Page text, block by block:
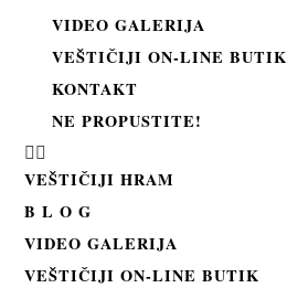
VIDEO GALERIJA
VEŠTIČIJI ON-LINE BUTIK
KONTAKT
NE PROPUSTITE!
VEŠTIČIJI HRAM
B L O G
VIDEO GALERIJA
VEŠTIČIJI ON-LINE BUTIK